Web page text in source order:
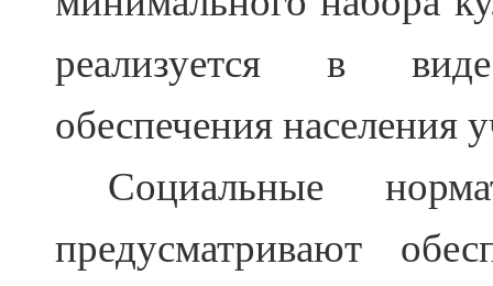
реализуется в
обеспечения населения
Социальные
предусматривают